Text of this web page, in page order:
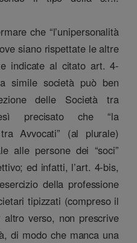
che “l’unipersonalità
siano rispettate le altre
indicate al citato art. 4-
simile società può ben
delle Società tra
precisato che “la
Avvocati” (al plurale)
alle persone dei “soci”
ed infatti, l’art. 4-bis,
della professione
tipizzati (compreso il
verso, non prescrive
di modo che manca una